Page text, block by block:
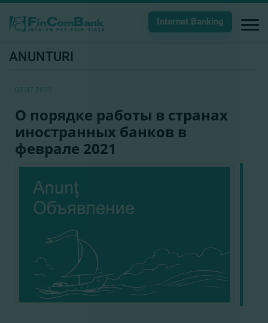
Internet Banking
ANUNTURI
02.07.2021
О порядке работы в странах
иностранных банков в
феврале 2021